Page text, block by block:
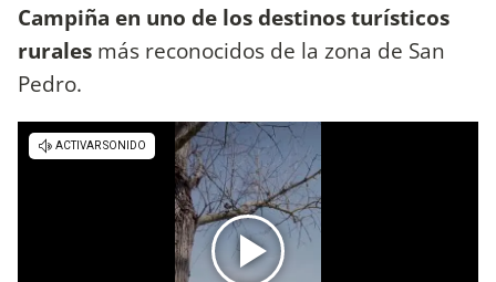
Campiña en uno de los destinos turísticos
rurales más reconocidos de la zona de San
Pedro.